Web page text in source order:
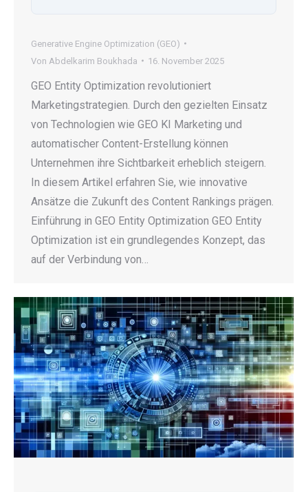
Generative Engine Optimization (GEO)
Von Abdelkarim Boukhada 16. November 2025
GEO Entity Optimization revolutioniert
Marketingstrategien. Durch den gezielten Einsatz
von Technologien wie GEO KI Marketing und
automatischer Content-Erstellung können
Unternehmen ihre Sichtbarkeit erheblich steigern.
In diesem Artikel erfahren Sie, wie innovative
Ansätze die Zukunft des Content Rankings prägen.
Einführung in GEO Entity Optimization GEO Entity
Optimization ist ein grundlegendes Konzept, das
auf der Verbindung von…